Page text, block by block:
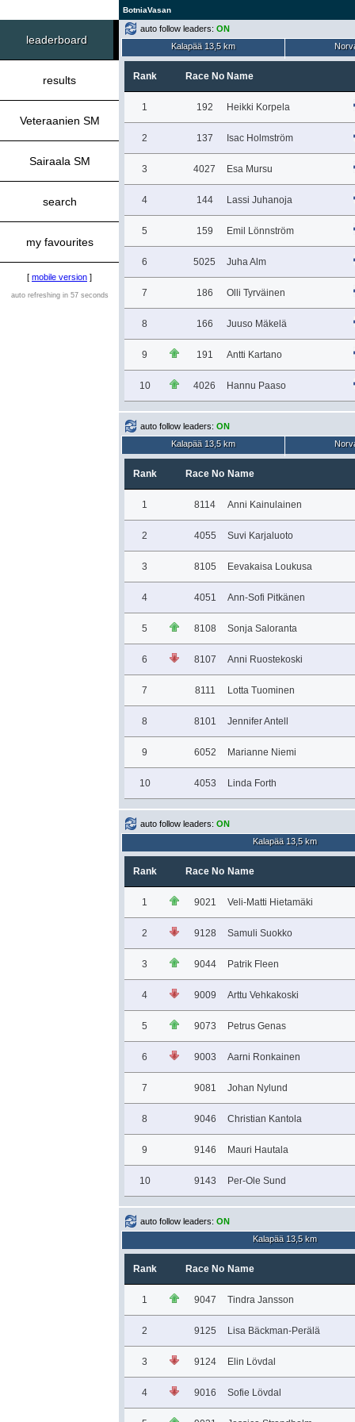
BotniaVasan
leaderboard
results
Veteraanien SM
Sairaala SM
search
my favourites
[ mobile version ]
auto refreshing in 57 seconds
auto follow leaders: ON
Kalapää 13,5 km
Rank Race No Name
1 192 Heikki Korpela
2 137 Isac Holmström
3 4027 Esa Mursu
4 144 Lassi Juhanoja
5 159 Emil Lönnström
6 5025 Juha Alm
7 186 Olli Tyrväinen
8 166 Juuso Mäkelä
9 191 Antti Kartano
10 4026 Hannu Paaso
auto follow leaders: ON
Kalapää 13,5 km
Rank Race No Name
1 8114 Anni Kainulainen
2 4055 Suvi Karjaluoto
3 8105 Eevakaisa Loukusa
4 4051 Ann-Sofi Pitkänen
5 8108 Sonja Saloranta
6 8107 Anni Ruostekoski
7 8111 Lotta Tuominen
8 8101 Jennifer Antell
9 6052 Marianne Niemi
10 4053 Linda Forth
auto follow leaders: ON
Kalapää 13,5 km
Rank Race No Name
1 9021 Veli-Matti Hietamäki
2 9128 Samuli Suokko
3 9044 Patrik Fleen
4 9009 Arttu Vehkakoski
5 9073 Petrus Genas
6 9003 Aarni Ronkainen
7 9081 Johan Nylund
8 9046 Christian Kantola
9 9146 Mauri Hautala
10 9143 Per-Ole Sund
auto follow leaders: ON
Kalapää 13,5 km
Rank Race No Name
1 9047 Tindra Jansson
2 9125 Lisa Bäckman-Perälä
3 9124 Elin Lövdal
4 9016 Sofie Lövdal